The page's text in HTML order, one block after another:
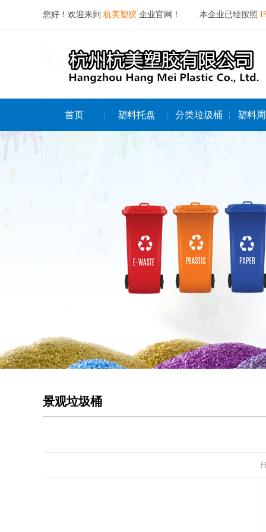
您好！欢迎来到 杭美塑胶 企业官网！ 本企业已经按照
首页 塑料托盘 分类垃圾桶 塑料
景观垃圾桶